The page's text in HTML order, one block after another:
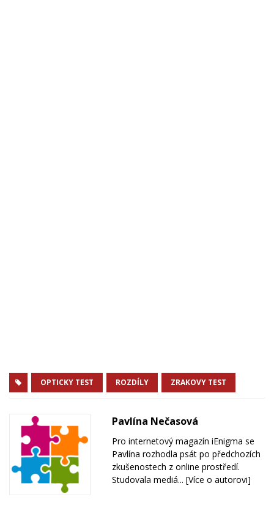
OPTICKY TEST ROZDÍLY ZRAKOVY TEST
Pavlína Nečasová
Pro internetový magazín iEnigma se
Pavlína rozhodla psát po předchozích
zkušenostech z online prostředí.
Studovala mediá... [Více o autorovi]